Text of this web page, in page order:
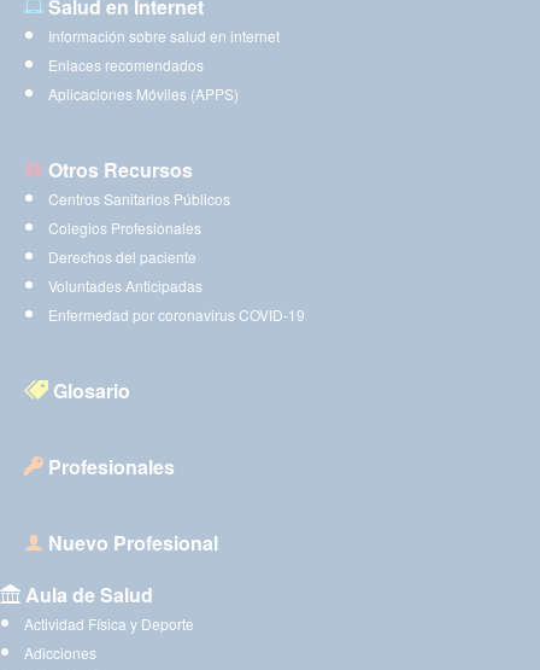
Salud en Internet
Información sobre salud en internet
Enlaces recomendados
Aplicaciones Móviles (APPS)
Otros Recursos
Centros Sanitarios Públicos
Colegios Profesionales
Derechos del paciente
Voluntades Anticipadas
Enfermedad por coronavirus COVID-19
Glosario
Profesionales
Nuevo Profesional
Aula de Salud
Actividad Física y Deporte
Adicciones